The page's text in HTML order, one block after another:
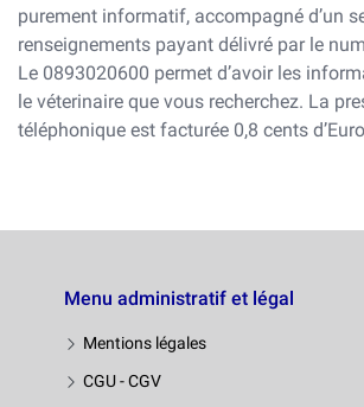
purement informatif, accompagné d’un
renseignements payant délivré par le
Le 0893020600 permet d’avoir les
le véterinaire que vous recherchez. La
téléphonique est facturée 0,8 cents
Menu administratif et légal
Mentions légales
CGU - CGV